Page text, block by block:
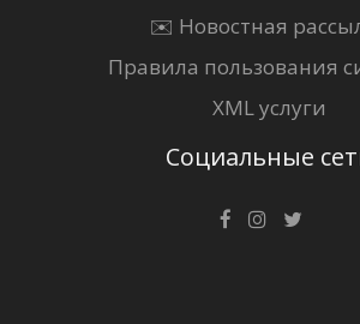
✉️ Новостная
Правила пользования
XML услуги
Социальные